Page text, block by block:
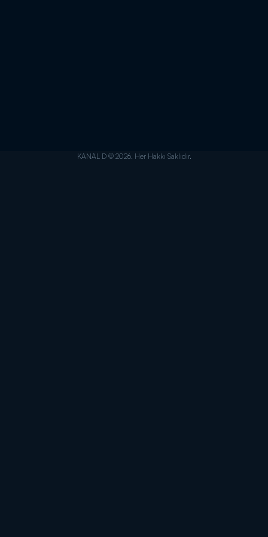
KANAL D © 2026. Her Hakkı Saklıdır.